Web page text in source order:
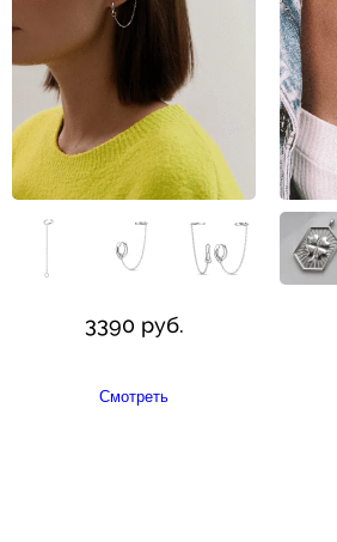
3390 руб.
Смотреть